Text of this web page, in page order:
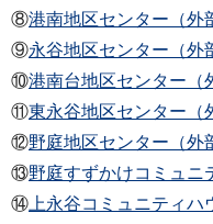
⑧港南地区センター（外
⑨永谷地区センター（外
⑩港南台地区センター（
⑪東永谷地区センター（
⑫野庭地区センター（外
⑬野庭すずかけコミュニ
⑭ 上永谷コミュニティハ